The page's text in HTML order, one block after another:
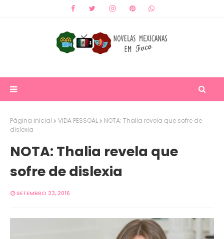
Página inicial VIDA PESSOAL
NOTA: Thalia revela que sofre de
dislexia
NOTA: Thalia revela que
sofre de dislexia
SETEMBRO 23, 2016